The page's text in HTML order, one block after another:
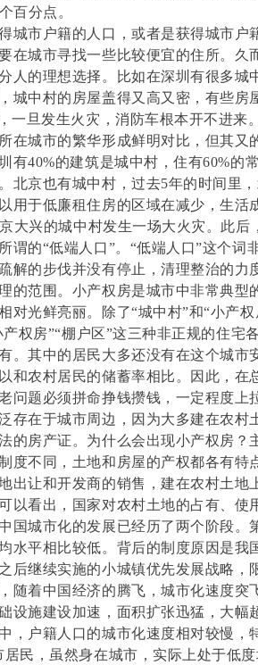
百分点。
城市户籍的人口，或者是获得城市
在城市寻找一些比较便宜的住所。
人的理想选择。比如在深圳有很多
城中村的房屋盖得又高又密，有些房
一旦发生火灾，消防车根本开不进来
在城市的繁华形成鲜明对比，但其
有40%的建筑是城中村，住有60%的
北京也有城中村，过去5年的时间里
用于低廉租住房的区域在减少，生活
大兴的城中村发生一场大火灾。此
谓的“低端人口”。“低端人口”这个
解的步伐并没有停止，清理整治的
的范围。小产权房是城市中非常典
对光鲜亮丽。除了“城中村”和“小产
产权房”“棚户区”这三种非正规的住
。其中的居民大多还没有在这个城
和农村居民的储蓄率相比。因此，
问题必须拼命挣钱攒钱，一定程度上
存在于城市周边，因为大多建在农
的房产证。为什么会出现小产权房
度不同，土地和房屋的产权都各有
出让和开发商的销售，建在农村土
以看出，国家对农村土地的占有、使
国城市化的发展已经历了两个阶段
水平相比较低。背后的制度原因是
后继续实施的小城镇优先发展战略
随着中国经济的腾飞，城市化速度
设施建设加速，面积扩张迅猛，大幅
，户籍人口的城市化速度相对较慢，
居民，虽然身在城市，实际上处于低